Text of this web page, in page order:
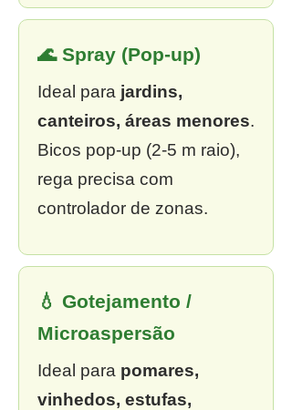
🌊 Spray (Pop-up)
Ideal para jardins,
canteiros, áreas menores.
Bicos pop-up (2-5 m raio),
rega precisa com
controlador de zonas.
💧 Gotejamento /
Microaspersão
Ideal para pomares,
vinhedos, estufas,